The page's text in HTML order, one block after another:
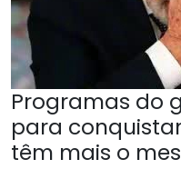
Programas do
para
têm mais o